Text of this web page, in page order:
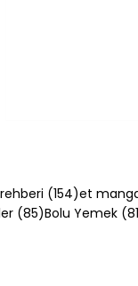
(154)154 yazı
et
(85)85 yazı
Bolu Yemek